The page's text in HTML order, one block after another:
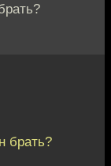
брать?